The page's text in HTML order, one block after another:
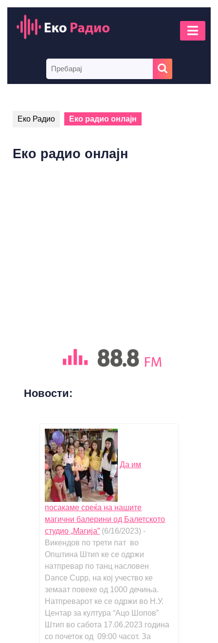
content
for:
Еко Радио Еко радио онлајн
Еко радио онлајн
Новости:
Да им
посакаме среќа на нашите
магични балерини од Балетското
студио „Магија” (6/16/2023) -
Викендов по трети пат во
Општина Штип ке се одржи
натпревар по танц насловен
Dance Cupp, на кој учество ке
земаат повеке од 1000 дечиња.
Натпреварот ке се одржи во Н.У.
Центар за култура “Ацо Шопов”
Штип во сабота 17.06.2023 година
со почеток од 09:00 часот. За